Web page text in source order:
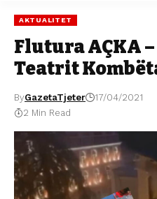
AKTUALITET
Flutura AÇKA
Teatrit
ByGazetaTjeter
17/04/2021
2 Min Read